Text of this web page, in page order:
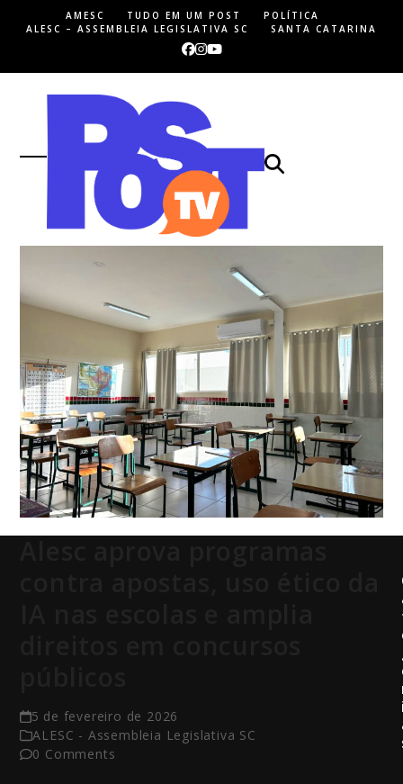
AMESC TUDO EM UM POST
POLÍTICA
ALESC – ASSEMBLEIA LEGISLATIVA SC
SANTA CATARINA
Facebook
Instagram
YouTube
Open
mobile
menu
Close
mobile
menu
5 de fevereiro de 2026
ALESC - Assembleia Legislativa SC
0 Comments